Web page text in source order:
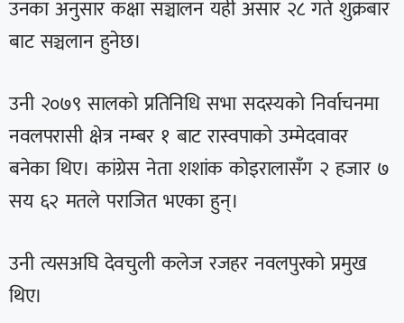
उनका अनुसार कक्षा सञ्चालन यही असार २८ गते शुक्रबार
बाट सञ्चलान हुनेछ।
उनी २०७९ सालको प्रतिनिधि सभा सदस्यको निर्वाचनमा
नवलपरासी क्षेत्र नम्बर १ बाट रास्वपाको उम्मेदवावर
बनेका थिए। कांग्रेस नेता शशांक कोइरालासँग २ हजार ७
सय ६२ मतले पराजित भएका हुन्।
उनी त्यसअघि देवचुली कलेज रजहर नवलपुरको प्रमुख
थिए।